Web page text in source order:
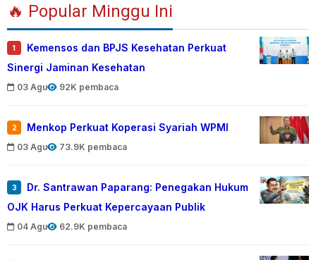
🔥 Popular Minggu Ini
1
Kemensos dan BPJS Kesehatan Perkuat
Sinergi Jaminan Kesehatan
03 Agu 92K pembaca
2 Menkop Perkuat Koperasi Syariah WPMI
03 Agu 73.9K pembaca
3
Dr. Santrawan Paparang: Penegakan Hukum
OJK Harus Perkuat Kepercayaan Publik
04 Agu 62.9K pembaca